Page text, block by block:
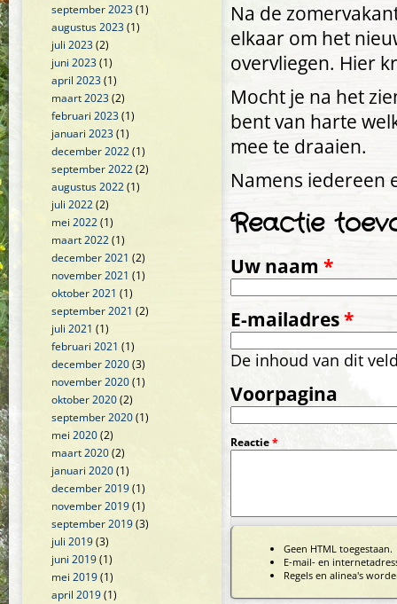
september 2023(1)
augustus 2023(1)
juli 2023(2)
juni 2023(1)
april 2023(1)
maart 2023(2)
februari 2023(1)
januari 2023(1)
december 2022(1)
september 2022(2)
augustus 2022(1)
juli 2022(2)
mei 2022(1)
maart 2022(1)
december 2021 (2)
november 2021 (1)
oktober 2021 (1)
september 2021 (2)
juli 2021 (1)
februari 2021 (1)
december 2020(3)
november 2020(1)
oktober 2020(2)
september 2020(1)
mei 2020(2)
maart 2020(2)
januari 2020(1)
december 2019(1)
november 2019(1)
september 2019(3)
juli 2019(3)
juni 2019(1)
mei 2019(1)
april 2019(1)
Na de
elkaar om het
overvliegen. Hier
Mocht je na het
bent van harte
mee te draaien.
Namens iedereen
Reactie
Uw naam *
E-mailadres*
De inhoud van dit
Voorpagina
Reactie*
Geen HTML toegestaan.
E-mail- en
Regels en alinea's